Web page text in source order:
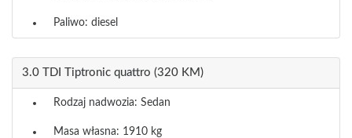
Paliwo: diesel
3.0 TDI Tiptronic quattro (320 KM)
Rodzaj nadwozia: Sedan
Masa własna: 1910 kg